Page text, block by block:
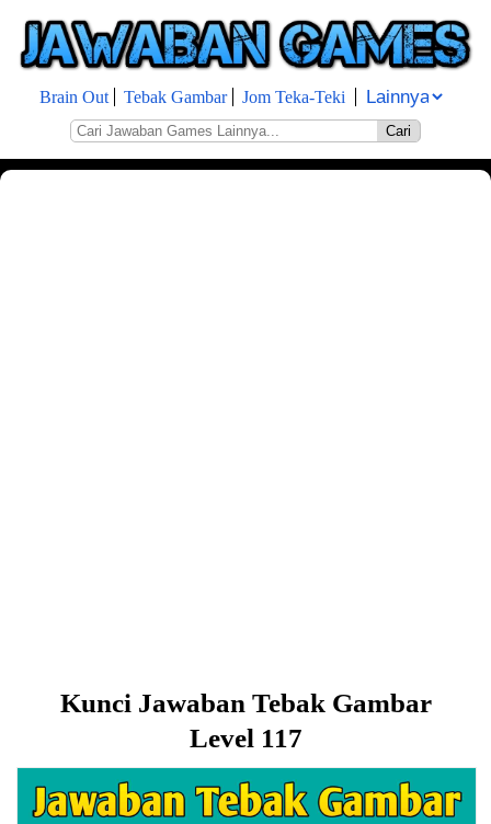
Brain Out Tebak Gambar Jom Teka-Teki
Cari
Kunci Jawaban Tebak Gambar
Level 117